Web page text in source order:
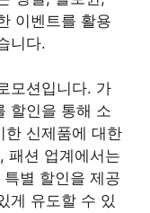
이벤트를 활용
니다.
모션입니다. 가
할인을 통해 소
한 신제품에 대한
패션 업계에서는
별 할인을 제공
게 유도할 수 있